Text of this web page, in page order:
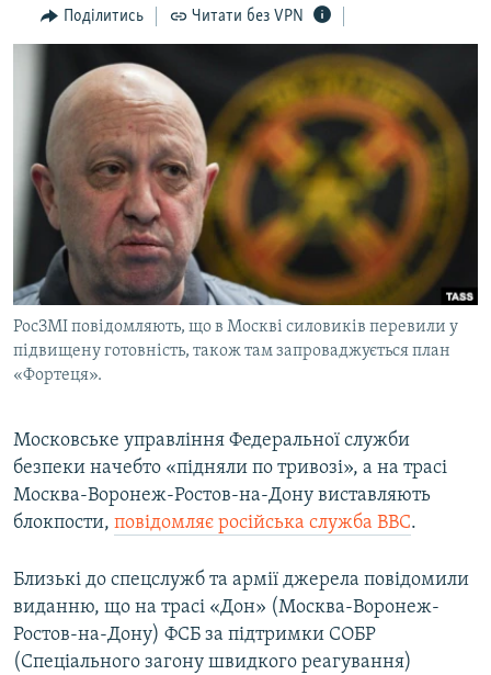
Перейти
до
ПОГЛЯД
ВСЕ ЗА ДЕНЬ
СПЕЦПРОЕКТИ
ДЕПОРТАЦІЯ
ВІДЕОУРОКИ «ELIFBE»
СВІДЧЕННЯ ОКУПАЦІЇ
УКРАЇНСЬКА ПРОБЛЕМА КРИМУ
ІНФОГРАФІКА
ЯК ОБІЙТИ БЛОКУВАННЯ
Русский
Qırımtatar
ДОЛУЧАЙСЯ!
Усі сайти RFE/RL
Поділитись Читати без VPN
РосЗМІ повідомляють, що в Москві силовиків перевили у
підвищену готовність, також там запроваджується план
«Фортеця».
Московське управління Федеральної служби
безпеки начебто «підняли по тривозі», а на трасі
Москва-Воронеж-Ростов-на-Дону виставляють
блокпости, повідомляє російська служба BBC.
Близькі до спецслужб та армії джерела повідомили
виданню, що на трасі «Дон» (Москва-Воронеж-
Ростов-на-Дону) ФСБ за підтримки СОБР
(Спеціального загону швидкого реагування)